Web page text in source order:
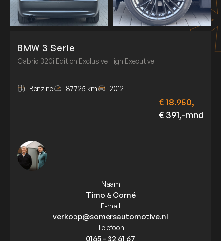
BMW 3 Serie
Cabrio 320i Edition Exclusive High Executive
Benzine 87.725 km 2012
€ 18.950,-
€ 391,-mnd
Naam
Timo & Corné
E-mail
verkoop@somersautomotive.nl
Telefoon
0165 - 32 61 67